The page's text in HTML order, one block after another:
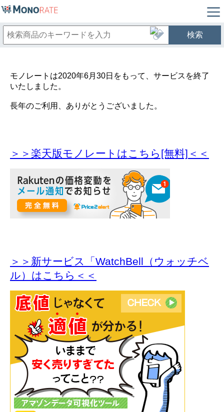
検索
モノレートは2020年6月30日をもって、サービスを終了
いたしました。
長年のご利用、ありがとうございました。
＞＞楽天版モノレートはこちら[無料]＜＜
＞＞新サービス「WatchBell（ウォッチベ
ル）はこちら＜＜